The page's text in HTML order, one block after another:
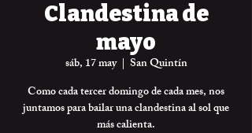
Clandestina de
mayo
sáb, 17 may
  |
San Quintín
Como cada tercer domingo de cada mes, nos
juntamos para bailar una clandestina al sol que